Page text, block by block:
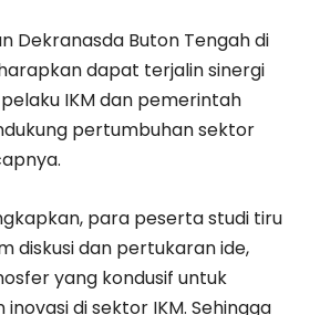
Dekranasda Buton Tengah di
dapat terjalin sinergi
IKM dan pemerintah
pertumbuhan sektor
para peserta studi tiru
diskusi dan pertukaran ide,
yang kondusif untuk
di sektor IKM. Sehingga